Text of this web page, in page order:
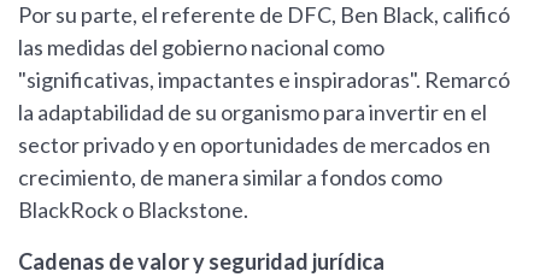
Por su parte, el referente de DFC, Ben Black, calificó
las medidas del gobierno nacional como
"significativas, impactantes e inspiradoras". Remarcó
la adaptabilidad de su organismo para invertir en el
sector privado y en oportunidades de mercados en
crecimiento, de manera similar a fondos como
BlackRock o Blackstone.
Cadenas de valor y seguridad jurídica